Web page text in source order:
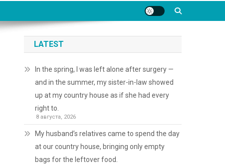
LATEST
In the spring, I was left alone after surgery —
and in the summer, my sister-in-law showed
up at my country house as if she had every
right to.
8 августа, 2026
My husband’s relatives came to spend the day
at our country house, bringing only empty
bags for the leftover food.